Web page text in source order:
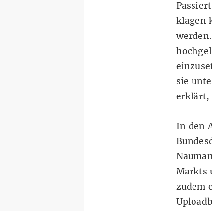
klagen
sie
erklärt,
In den
Markts
zudem